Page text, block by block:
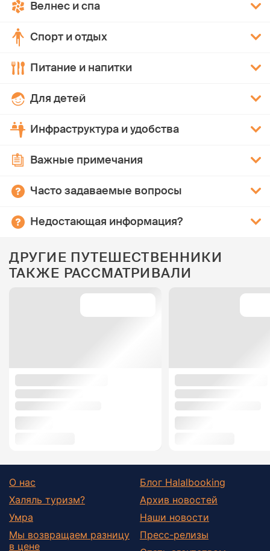
Велнес и спа
Спорт и отдых
Питание и напитки
Для детей
Инфраструктура и удобства
Важные примечания
Часто задаваемые вопросы
Недостающая информация?
ДРУГИЕ ПУТЕШЕСТВЕННИКИ
ТАКЖЕ РАССМАТРИВАЛИ
О нас
Халяль туризм?
Умра
Мы возвращаем разницу
в цене
Блог Halalbooking
Архив новостей
Наши новости
Пресс-релизы